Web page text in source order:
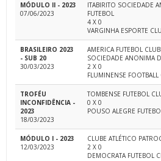
MÓDULO II - 2023
07/06/2023
ITABIRITO SOCIEDADE
FUTEBOL
4 X 0
VARGINHA ESPORTE
BRASILEIRO 2023
- SUB 20
30/03/2023
AMERICA FUTEBOL
SOCIEDADE ANONIMA
2 X 0
FLUMINENSE FOOTBALL
TROFÉU
INCONFIDÊNCIA -
2023
18/03/2023
TOMBENSE FUTEBOL
0 X 0
POUSO ALEGRE
MÓDULO I - 2023
12/03/2023
CLUBE ATLÉTICO
2 X 0
DEMOCRATA FUTEBOL